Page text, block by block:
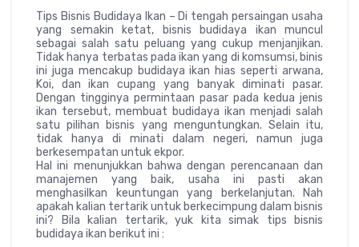
Tips Bisnis Budidaya Ikan – Di tengah persaingan usaha
yang semakin ketat, bisnis budidaya ikan muncul
sebagai salah satu peluang yang cukup menjanjikan.
Tidak hanya terbatas pada ikan yang di komsumsi, binis
ini juga mencakup budidaya ikan hias seperti arwana,
Koi, dan ikan cupang yang banyak diminati pasar.
Dengan tingginya permintaan pasar pada kedua jenis
ikan tersebut, membuat budidaya ikan menjadi salah
satu pilihan bisnis yang menguntungkan. Selain itu,
tidak hanya di minati dalam negeri, namun juga
berkesempatan untuk ekpor.
Hal ini menunjukkan bahwa dengan perencanaan dan
manajemen yang baik, usaha ini pasti akan
menghasilkan keuntungan yang berkelanjutan. Nah
apakah kalian tertarik untuk berkecimpung dalam bisnis
ini? Bila kalian tertarik, yuk kita simak tips bisnis
budidaya ikan berikut ini :